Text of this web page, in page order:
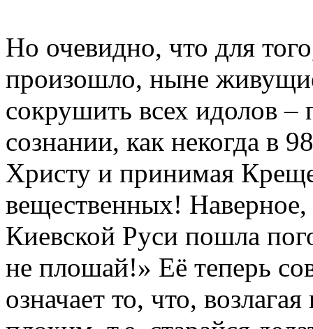
Но очевидно, что для
произошло, ныне
сокрушить всех идолов –
сознании, как некогда в
Христу и принимая
вещественных!
Киевской Руси пошла
не плошай!» Её теперь
означает то, что,